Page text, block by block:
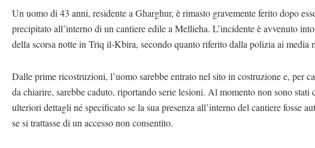
Un uomo di 43 anni, residente a Gharghur, è rimasto gravemente ferito dopo
precipitato all’interno di un cantiere edile a Mellieha. L’incidente è avvenuto
della scorsa notte in Triq il-Kbira, secondo quanto riferito dalla polizia ai media
Dalle prime ricostruzioni, l’uomo sarebbe entrato nel sito in costruzione e, per
da chiarire, sarebbe caduto, riportando serie lesioni. Al momento non sono stati
ulteriori dettagli né specificato se la sua presenza all’interno del cantiere fosse
se si trattasse di un accesso non consentito.